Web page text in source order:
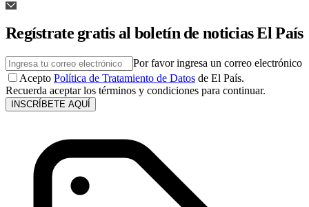
Regístrate gratis al boletín de noticias El País
Por favor ingresa un correo electrónico
Acepto Política de Tratamiento de Datos de El País.
Recuerda aceptar los términos y condiciones para continuar.
INSCRÍBETE AQUÍ